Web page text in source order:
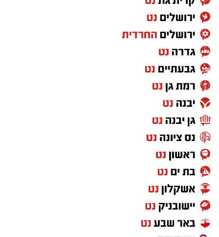
של חברות, אומץ ועזרה לאחר? את כל התשובות
יוכלו הילדים לגלות בהצגה צבעונית ומרגשת לכל
המשפחה.
שבת, 20.6.26
שעה: 10:30
מוזיאון ראשון לציון
מתאים לגילאי 3–7
הורים וילדים מוזמנים ליהנות מבוקר קסום של
תיאטרון, דמיון והנאה משותפת.
יש לכם מידע חשוב שטרם נחשף? צילומים מאירוע
חדשותי? מצאתם טעות בכתבה? נשמח שתשתפו
אותנו